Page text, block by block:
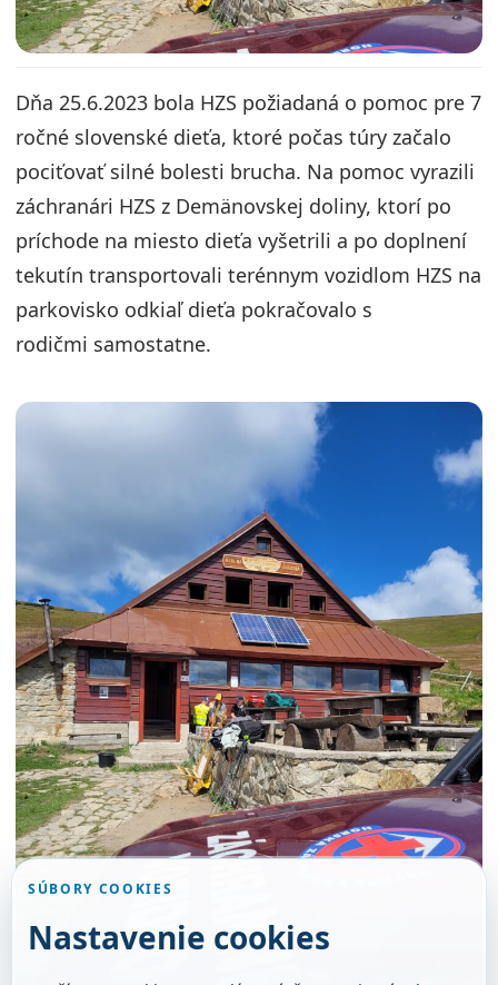
Dňa 25.6.2023 bola HZS požiadaná o pomoc pre 7
ročné slovenské dieťa, ktoré počas túry začalo
pociťovať silné bolesti brucha. Na pomoc vyrazili
záchranári HZS z Demänovskej doliny, ktorí po
príchode na miesto dieťa vyšetrili a po doplnení
tekutín transportovali terénnym vozidlom HZS na
parkovisko odkiaľ dieťa pokračovalo s
rodičmi samostatne.
SÚBORY COOKIES
Nastavenie cookies